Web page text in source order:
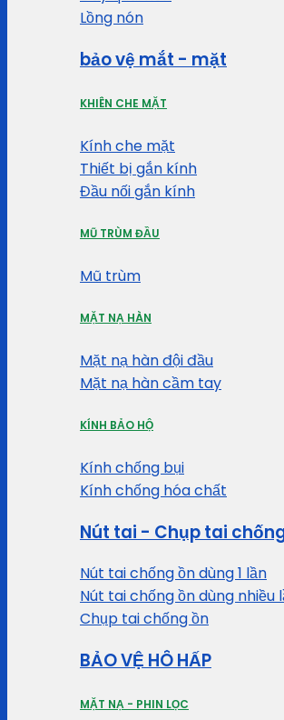
Lồng nón
bảo vệ mắt - mặt
KHIÊN CHE MẶT
Kính che mặt
Thiết bị gắn kính
Đầu nối gắn kính
MŨ TRÙM ĐẦU
Mũ trùm
MẶT NẠ HÀN
Mặt nạ hàn đội đầu
Mặt nạ hàn cầm tay
KÍNH BẢO HỘ
Kính chống bụi
Kính chống hóa chất
Nút tai - Chụp tai
Nút tai chống ồn dùng 1 lần
Nút tai chống ồn dùng nhiều
Chụp tai chống ồn
BẢO VỆ HÔ HẤP
MẶT NẠ - PHIN LỌC